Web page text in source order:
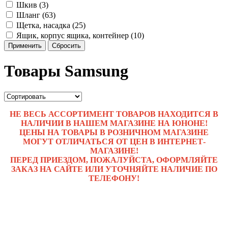
Шкив (3)
Шланг (63)
Щетка, насадка (25)
Ящик, корпус ящика, контейнер (10)
Применить Сбросить
Товары Samsung
НЕ ВЕСЬ АССОРТИМЕНТ ТОВАРОВ НАХОДИТСЯ В
НАЛИЧИИ В НАШЕМ МАГАЗИНЕ НА ЮНОНЕ!
ЦЕНЫ НА ТОВАРЫ В РОЗНИЧНОМ МАГАЗИНЕ
МОГУТ ОТЛИЧАТЬСЯ ОТ ЦЕН В ИНТЕРНЕТ-
МАГАЗИНЕ!
ПЕРЕД ПРИЕЗДОМ, ПОЖАЛУЙСТА, ОФОРМЛЯЙТЕ
ЗАКАЗ НА САЙТЕ ИЛИ УТОЧНЯЙТЕ НАЛИЧИЕ ПО
ТЕЛЕФОНУ!